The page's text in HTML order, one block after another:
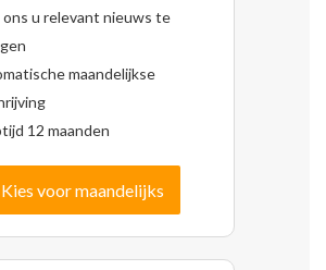
ons u relevant nieuws te
maandelijkse
12 maanden
Kies voor maandelijks